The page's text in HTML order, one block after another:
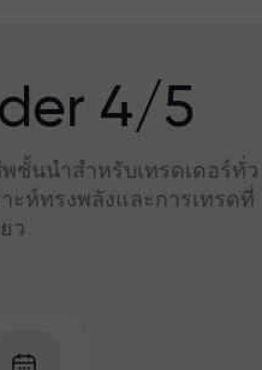
4/5
ชั้นนำสำหรับเทรดเดอร์ทั่ว
ะห์ทรงพลังและการเทรดที่
ว